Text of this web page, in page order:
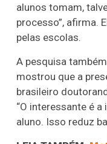
alunos tomam,
processo”, afirma.
pelas escolas.
A pesquisa
mostrou que a
brasileiro
“O interessante é
aluno. Isso reduz